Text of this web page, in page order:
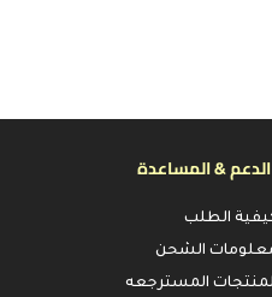
& المساعدة
الطلب
الشحن
المسترجعه